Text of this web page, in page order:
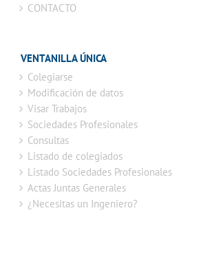
CONTACTO
VENTANILLA ÚNICA
Colegiarse
Modificación de datos
Visar Trabajos
Sociedades Profesionales
Consultas
Listado de colegiados
Listado Sociedades Profesionales
Actas Juntas Generales
¿Necesitas un Ingeniero?